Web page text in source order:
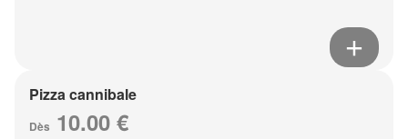
Pizza cannibale
Dès 10.00 €